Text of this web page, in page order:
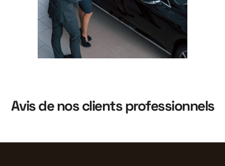
Avis de nos clients professionnels